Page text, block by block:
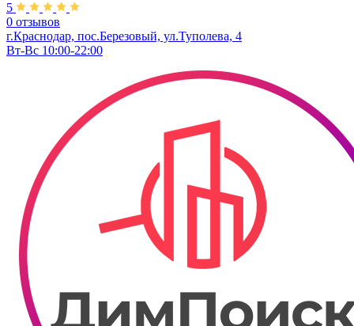
5
0 отзывов
г.Краснодар, пос.Березовый, ул.Туполева, 4
Вт-Вс 10:00-22:00